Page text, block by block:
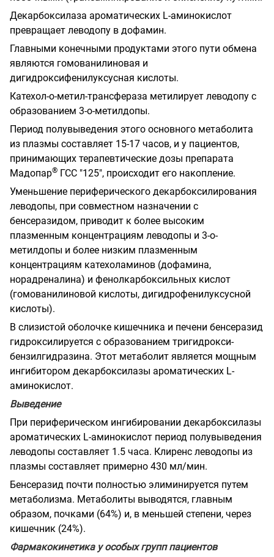
Декарбоксилаза ароматических L-аминокислот
превращает леводопу в дофамин.
Главными конечными продуктами этого пути обмена
являются гомованилиновая и
дигидроксифенилуксусная кислоты.
Катехол-о-метил-трансфераза метилирует леводопу с
образованием 3-о-метилдопы.
Период полувыведения этого основного метаболита
из плазмы составляет 15-17 часов, и у пациентов,
принимающих терапевтические дозы препарата
Мадопар® ГСС "125", происходит его накопление.
Уменьшение периферического декарбоксилирования
леводопы, при совместном назначении с
бенсеразидом, приводит к более высоким
плазменным концентрациям леводопы и 3-о-
метилдопы и более низким плазменным
концентрациям катехоламинов (дофамина,
норадреналина) и фенолкарбоксильных кислот
(гомованилиновой кислоты, дигидрофенилуксусной
кислоты).
В слизистой оболочке кишечника и печени бенсеразид
гидроксилируется с образованием тригидрокси-
бензилгидразина. Этот метаболит является мощным
ингибитором декарбоксилазы ароматических L-
аминокислот.
Выведение
При периферическом ингибировании декарбоксилазы
ароматических L-аминокислот период полувыведения
леводопы составляет 1.5 часа. Клиренс леводопы из
плазмы составляет примерно 430 мл/мин.
Бенсеразид почти полностью элиминируется путем
метаболизма. Метаболиты выводятся, главным
образом, почками (64%) и, в меньшей степени, через
кишечник (24%).
Фармакокинетика у особых групп пациентов